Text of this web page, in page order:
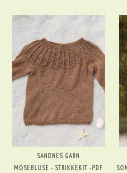
SANDNES GARN
MOSEBLUSE - STRIKKEKIT -PDF